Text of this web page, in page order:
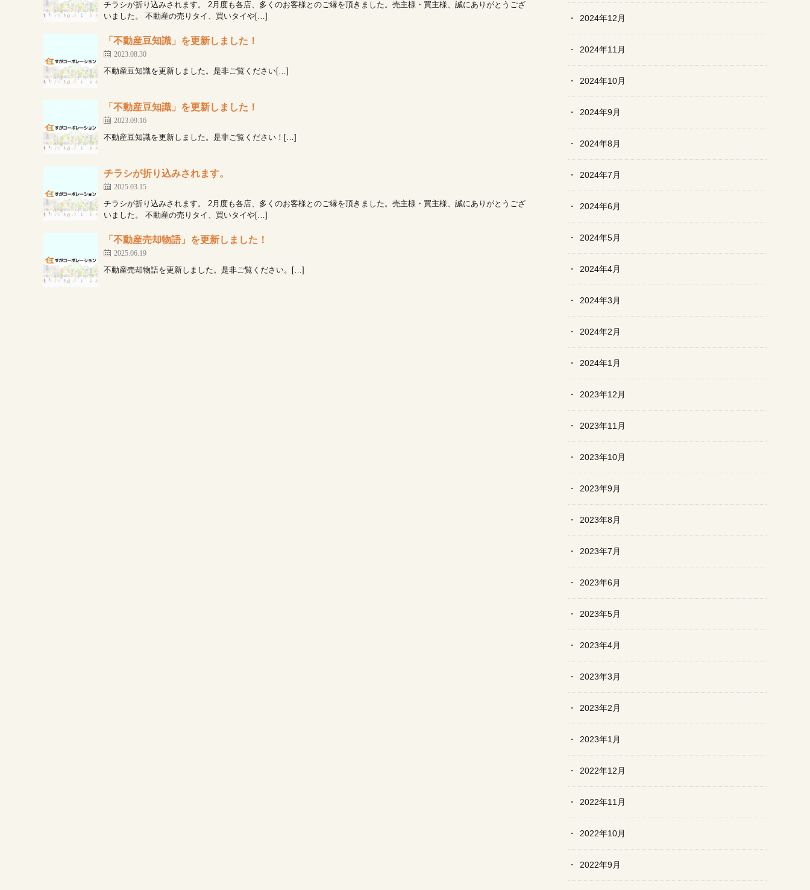
チラシが折り込みされます。 2月度も各店、多くのお客様とのご縁を頂きました。売主様・買主様、誠にありがとうござ
いました。 不動産の売りタイ、買いタイや[…]
「不動産豆知識」を更新しました！
2023.08.30
不動産豆知識を更新しました。是非ご覧ください[…]
「不動産豆知識」を更新しました！
2023.09.16
不動産豆知識を更新しました。是非ご覧ください！[…]
チラシが折り込みされます。
2025.03.15
チラシが折り込みされます。 2月度も各店、多くのお客様とのご縁を頂きました。売主様・買主様、誠にありがとうござ
いました。 不動産の売りタイ、買いタイや[…]
「不動産売却物語」を更新しました！
2025.06.19
不動産売却物語を更新しました。是非ご覧ください。[…]
2024年12月
2024年11月
2024年10月
2024年9月
2024年8月
2024年7月
2024年6月
2024年5月
2024年4月
2024年3月
2024年2月
2024年1月
2023年12月
2023年11月
2023年10月
2023年9月
2023年8月
2023年7月
2023年6月
2023年5月
2023年4月
2023年3月
2023年2月
2023年1月
2022年12月
2022年11月
2022年10月
2022年9月